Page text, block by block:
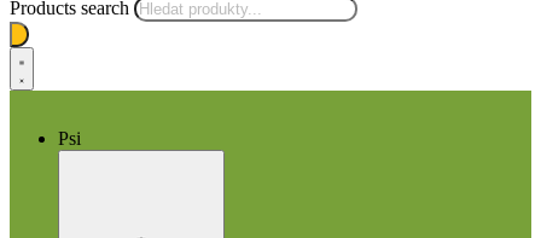
Products search
Psi